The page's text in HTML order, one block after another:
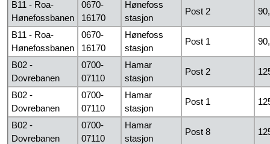
B11 - Roa-
Hønefossbanen
0670-
16170
Hønefoss
stasjon
Post 2
B11 - Roa-
Hønefossbanen
0670-
16170
Hønefoss
stasjon
Post 1
B02 -
Dovrebanen
0700-
07110
Hamar
stasjon
Post 2
B02 -
Dovrebanen
0700-
07110
Hamar
stasjon
Post 1
B02 -
Dovrebanen
0700-
07110
Hamar
stasjon
Post 8